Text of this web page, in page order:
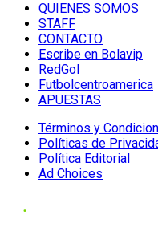
QUIENES SOMOS
STAFF
CONTACTO
Escribe en Bolavip
RedGol
Futbolcentroamerica
APUESTAS
Términos y
Políticas de
Política Editorial
Ad Choices